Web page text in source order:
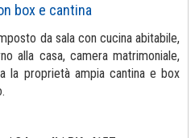
box e cantina
da sala con cucina abitabile,
alla casa, camera matrimoniale,
la proprietà ampia cantina e box